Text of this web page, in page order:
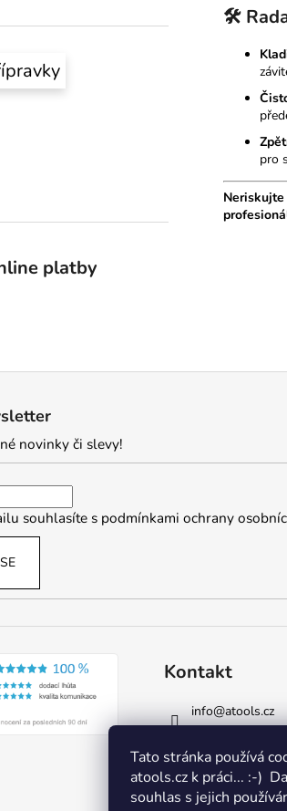
Tato stránka používá
atools.cz k práci... :-)
souhlas s jejich
platby
🛠️
pro
novinky či slevy!
souhlasíte s podmínkami ochrany
Kontakt
info@atools.cz